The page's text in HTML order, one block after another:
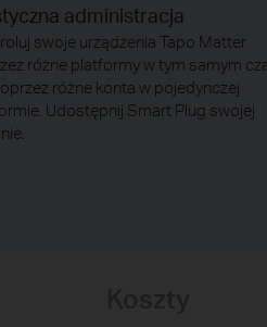
administracja
swoje urządzenia Tapo Matter
różne platformy w tym samym
różne konta w pojedynczej
Udostępnij Smart Plug swojej